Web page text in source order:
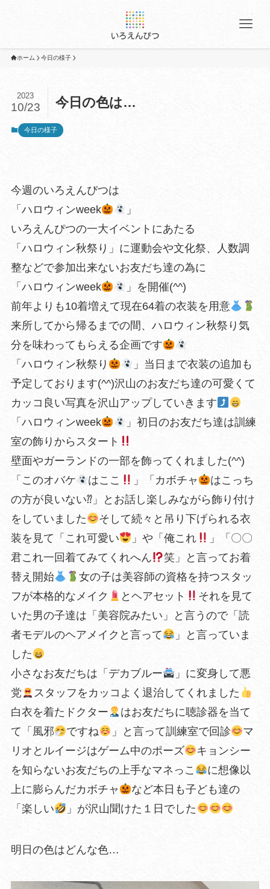
ホーム 今日の様子
今日の色は…
2023
10/23
今日の様子
今週のいろえんぴつは
「ハロウィンweek
」
いろえんぴつの一大イベントにあたる
「ハロウィン秋祭り」に運動会や文化祭、人数調
整などで参加出来ないお友だち達の為に
「ハロウィンweek
」を開催(^^)
前年よりも10着増えて現在64着の衣装を用意
来所してから帰るまでの間、ハロウィン秋祭り気
分を味わってもらえる企画です
「ハロウィン秋祭り
」当日まで衣装の追加も
予定しております(^^)沢山のお友だち達の可愛くて
カッコ良い写真を沢山アップしていきます
「ハロウィンweek
」初日のお友だち達は訓練
室の飾りからスタート
壁面やガーランドの一部を飾ってくれました(^^)
「このオバケ
はここ 」「カボチャ
はこっち
の方が良いない⁇」とお話し楽しみながら飾り付け
をしていました
そして続々と吊り下げられる衣
装を見て「これ可愛い
」や「俺これ
」「〇〇
君これ一回着てみてくれへん
笑」と言ってお着
替え開始
女の子は美容師の資格を持つスタッ
フが本格的なメイク
とヘアセット
それを見て
いた男の子達は「美容院みたい」と言うので「読
者モデルのヘアメイクと言って
」と言っていま
した
小さなお友だちは「デカブルー
」に変身して悪
党
スタッフをカッコよく退治してくれました
白衣を着たドクター
はお友だちに聴診器を当て
て「風邪
ですね 」と言って訓練室で回診
マ
リオとルイージはゲーム中のポーズ
キョンシー
を知らないお友だちの上手なマネっこ
に想像以
上に膨らんだカボチャ
など本日も子ども達の
「楽しい
」が沢山聞けた１日でした
明日の色はどんな色…